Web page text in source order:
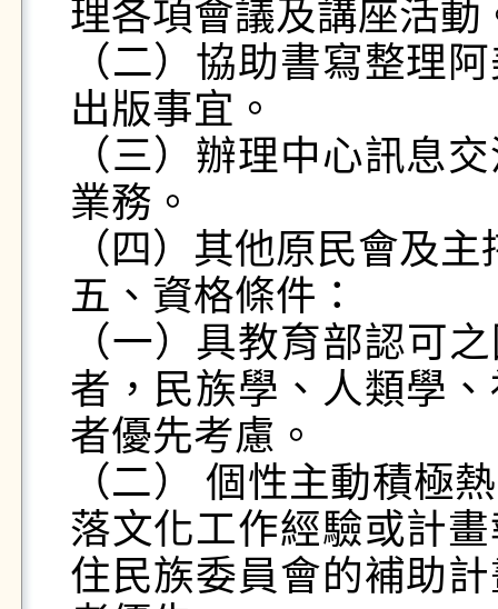
理各項會議及講座活動
（二）協助書寫整理
出版事宜。
（三）辦理中心訊息
業務。
（四）其他原民會及
五、資格條件：
（一）具教育部認可
者，民族學、人類學
者優先考慮。
（二） 個性主動積極
落文化工作經驗或計
住民族委員會的補助